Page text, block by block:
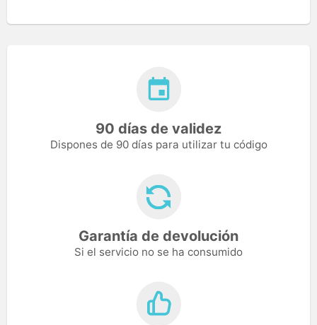
90 días de validez
Dispones de 90 días para utilizar tu código
Garantía de devolución
Si el servicio no se ha consumido